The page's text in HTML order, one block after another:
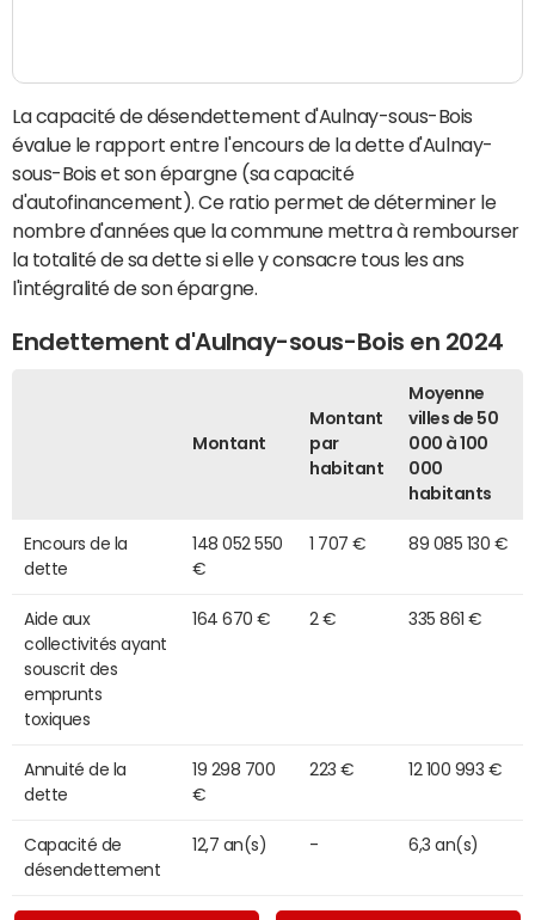
La capacité de désendettement d'Aulnay-sous-Bois
évalue le rapport entre l'encours de la dette d'Aulnay-
sous-Bois et son épargne (sa capacité
d'autofinancement). Ce ratio permet de déterminer le
nombre d'années que la commune mettra à rembourser
la totalité de sa dette si elle y consacre tous les ans
l'intégralité de son épargne.
Endettement d'Aulnay-sous-Bois en 2024
Montant
Montant
par
habitant
Moyenne
villes de 50
000 à 100
000
habitants
Encours de la
dette
148 052 550
€
1 707 € 89 085 130 €
Aide aux
collectivités ayant
souscrit des
emprunts
toxiques
164 670 € 2 € 335 861 €
Annuité de la
dette
19 298 700
€
223 € 12 100 993 €
Capacité de
désendettement
12,7 an(s) - 6,3 an(s)